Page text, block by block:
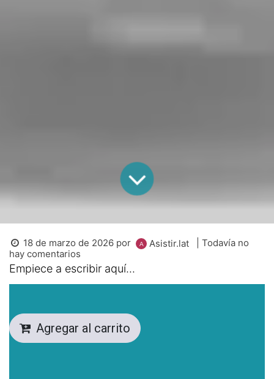
18 de marzo de 2026 por Asistir.lat
| Todavía no
hay comentarios
Empiece a escribir aquí...
Agregar al carrito